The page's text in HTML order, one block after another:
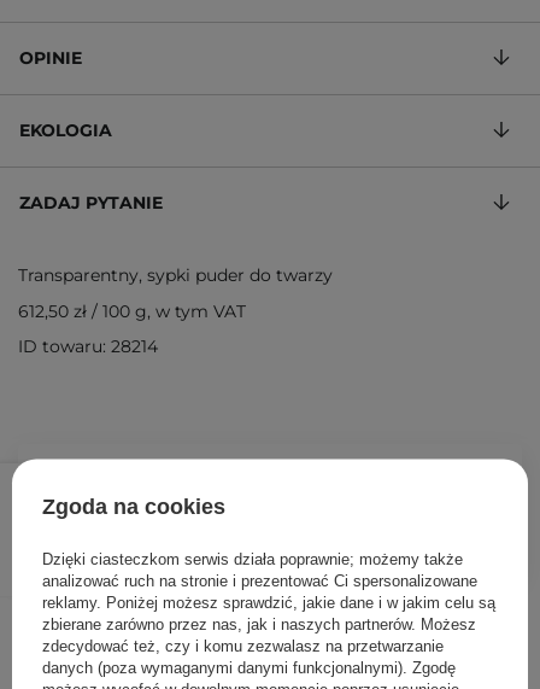
OPINIE
EKOLOGIA
ZADAJ PYTANIE
Transparentny, sypki puder do twarzy
612,50 zł / 100 g, w tym VAT
ID towaru: 28214
Inni klienci sprawdzali również
Zgoda na cookies
Dzięki ciasteczkom serwis działa poprawnie; możemy także
analizować ruch na stronie i prezentować Ci spersonalizowane
reklamy. Poniżej możesz sprawdzić, jakie dane i w jakim celu są
zbierane zarówno przez nas, jak i naszych partnerów. Możesz
zdecydować też, czy i komu zezwalasz na przetwarzanie
danych (poza wymaganymi danymi funkcjonalnymi). Zgodę